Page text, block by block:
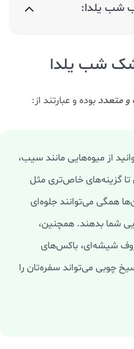
شب یلدا:
شب یلدا
و متعددبوده و عبارتند از:
از میوه‌هایی مانند سیب،
تا گزینه‌های خاص‌تری مثل
همگی می‌توانند جلوه‌ای
شما بدهند. همچنین،
شیشه‌ای، باکس‌های
چوبی می‌تواند سفره‌تان را